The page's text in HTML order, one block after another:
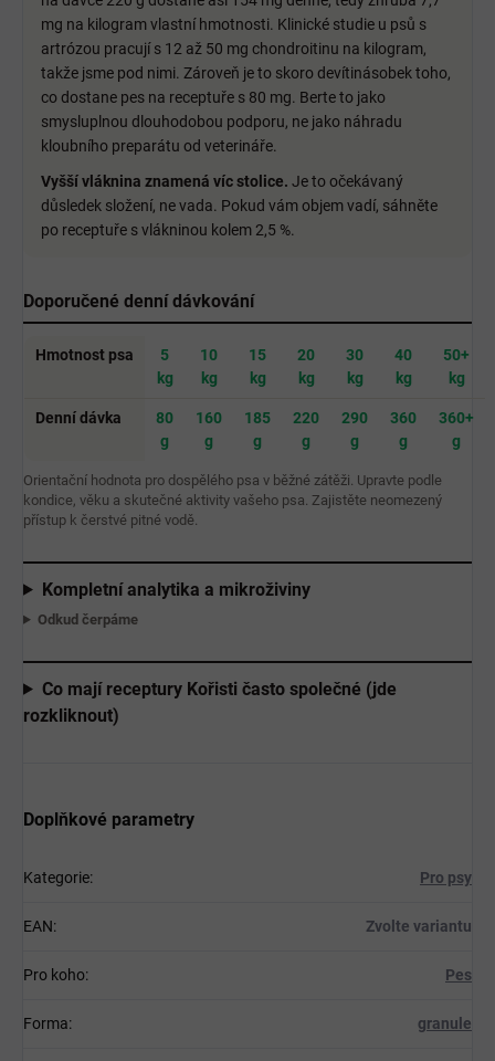
mg na kilogram vlastní hmotnosti. Klinické studie u psů s
artrózou pracují s 12 až 50 mg chondroitinu na kilogram,
takže jsme pod nimi. Zároveň je to skoro devítinásobek toho,
co dostane pes na receptuře s 80 mg. Berte to jako
smysluplnou dlouhodobou podporu, ne jako náhradu
kloubního preparátu od veterináře.
Vyšší vláknina znamená víc stolice. Je to očekávaný
důsledek složení, ne vada. Pokud vám objem vadí, sáhněte
po receptuře s vlákninou kolem 2,5 %.
Doporučené denní dávkování
Hmotnost psa
5
kg
10
kg
15
kg
20
kg
30
kg
40
kg
50+
kg
Denní dávka
80
g
160
g
185
g
220
g
290
g
360
g
360+
g
Orientační hodnota pro dospělého psa v běžné zátěži. Upravte podle
kondice, věku a skutečné aktivity vašeho psa. Zajistěte neomezený
přístup k čerstvé pitné vodě.
Kompletní analytika a mikroživiny
Odkud čerpáme
Co mají receptury Kořisti často společné (jde
rozkliknout)
Doplňkové parametry
Kategorie: Pro psy
EAN: Zvolte variantu
Pro koho: Pes
Forma: granule